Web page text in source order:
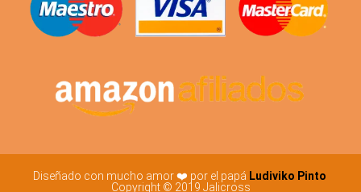
Diseñado con mucho amor ❤️ por el papá Ludiviko Pinto
Copyright © 2019 Jalicross